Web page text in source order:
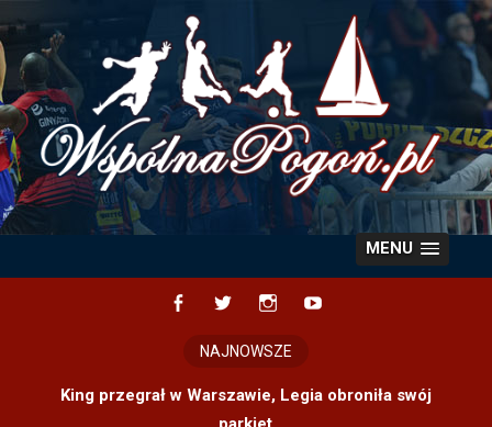
content
MENU
NAJNOWSZE
King przegrał w Warszawie, Legia obroniła swój